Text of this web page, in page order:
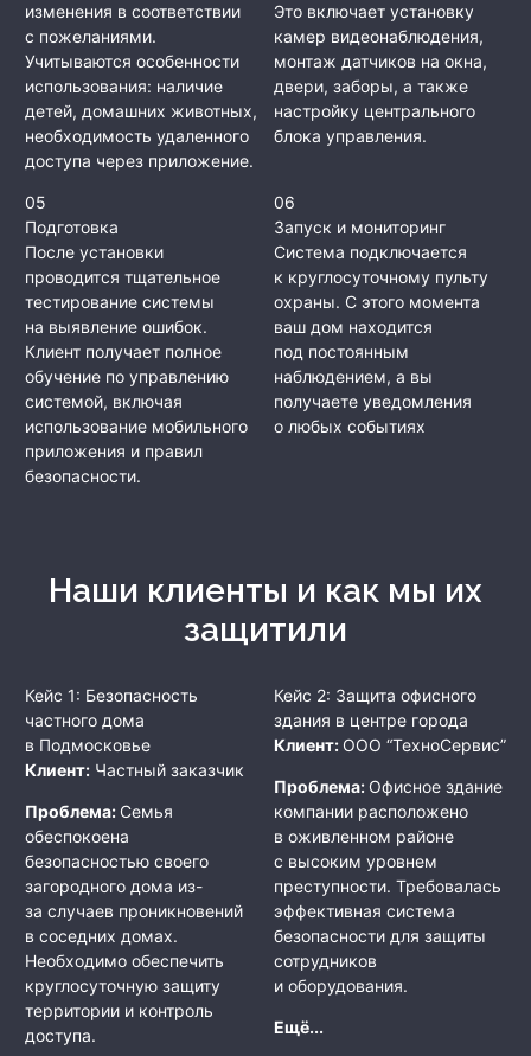
изменения в соответствии
с пожеланиями.
Учитываются особенности
использования: наличие
детей, домашних животных,
необходимость удаленного
доступа через приложение.
Это включает установку
камер видеонаблюдения,
монтаж датчиков на окна,
двери, заборы, а также
настройку центрального
блока управления.
05
Подготовка
После установки
проводится тщательное
тестирование системы
на выявление ошибок.
Клиент получает полное
обучение по управлению
системой, включая
использование мобильного
приложения и правил
безопасности.
06
Запуск и мониторинг
Система подключается
к круглосуточному пульту
охраны. С этого момента
ваш дом находится
под постоянным
наблюдением, а вы
получаете уведомления
о любых событиях
Наши клиенты и как мы их
защитили
Кейс 1: Безопасность
частного дома
в Подмосковье
Клиент: Частный заказчик
Проблема: Семья
обеспокоена
безопасностью своего
загородного дома из-
за случаев проникновений
в соседних домах.
Необходимо обеспечить
круглосуточную защиту
территории и контроль
доступа.
Кейс 2: Защита офисного
здания в центре города
Клиент: ООО “ТехноСервис”
Проблема: Офисное здание
компании расположено
в оживленном районе
с высоким уровнем
преступности. Требовалась
эффективная система
безопасности для защиты
сотрудников
и оборудования.
Ещё...